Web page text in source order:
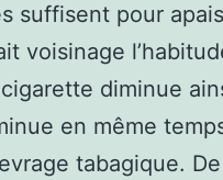
suffisent pour
voisinage
diminue
en même
tabagique.